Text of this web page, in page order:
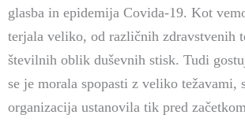
glasba in epidemija Covida-19. Kot
terjala veliko, od različnih zdravstvenih
številnih oblik duševnih stisk. Tudi
se je morala spopasti z veliko težavami,
organizacija ustanovila tik pred